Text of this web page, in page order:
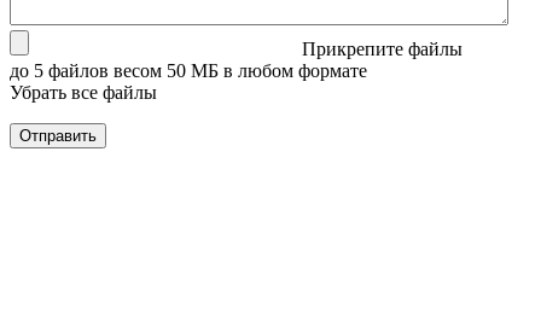
Прикрепите файлы
до 5 файлов весом 50 МБ в любом формате
Убрать все файлы
Отправить